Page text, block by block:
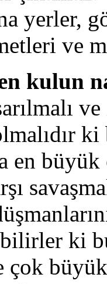
yerler,
ve
kulun
en
ki
çok